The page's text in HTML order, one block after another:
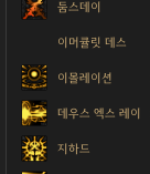
둠스데이
이머큘릿 데스
이몰레이션
데우스 엑스 레이
지하드